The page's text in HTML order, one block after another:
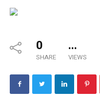
0
SHARE
...
VIEWS